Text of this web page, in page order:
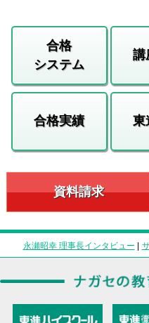
合格
システム
講
合格実績 東
資料請求
永瀬昭幸 理事長インタビュー |